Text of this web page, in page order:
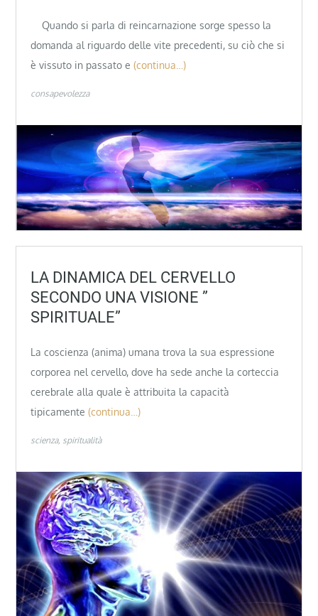
Quando si parla di reincarnazione sorge spesso la
domanda al riguardo delle vite precedenti, su ciò che si
è vissuto in passato e (continua…)
consapevolezza
LA DINAMICA DEL CERVELLO
SECONDO UNA VISIONE ”
SPIRITUALE”
La coscienza (anima) umana trova la sua espressione
corporea nel cervello, dove ha sede anche la corteccia
cerebrale alla quale è attribuita la capacità
tipicamente (continua…)
scienza spiritualità